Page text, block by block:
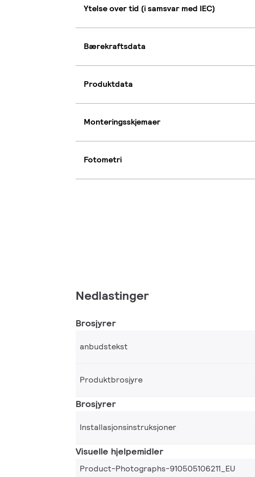
Ytelse over tid (i samsvar med IEC)
Bærekraftsdata
Produktdata
Monteringsskjemaer
Fotometri
Nedlastinger
Brosjyrer
anbudstekst
Produktbrosjyre
Brosjyrer
Installasjonsinstruksjoner
Visuelle hjelpemidler
Product-Photographs-910505106211_EU